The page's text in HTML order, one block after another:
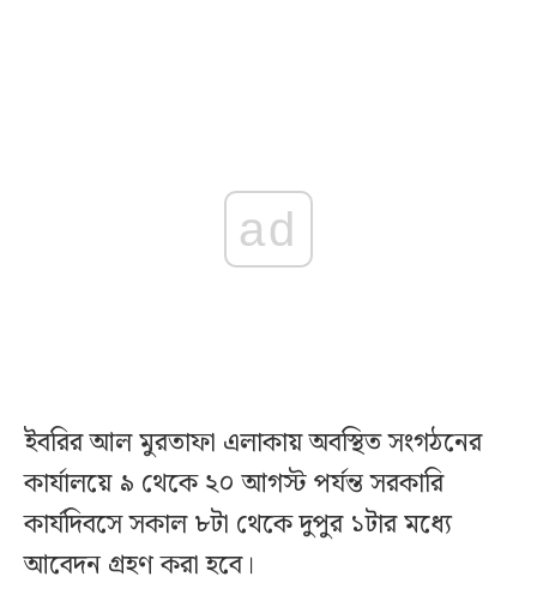
ad
ইবরির আল মুরতাফা এলাকায় অবস্থিত সংগঠনের
কার্যালয়ে ৯ থেকে ২০ আগস্ট পর্যন্ত সরকারি
কার্যদিবসে সকাল ৮টা থেকে দুপুর ১টার মধ্যে
আবেদন গ্রহণ করা হবে।